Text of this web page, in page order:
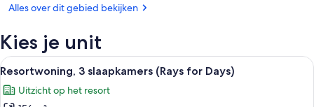
FL
Northwest
Florida
Intl.)
Alles over dit gebied bekijken
Kies je unit
Alle
foto's
voor
Een golfkarretje geparkeerd voor
16
Resortwoning, 3 slaapkamers (Rays for Days)
Uitzicht op het resort